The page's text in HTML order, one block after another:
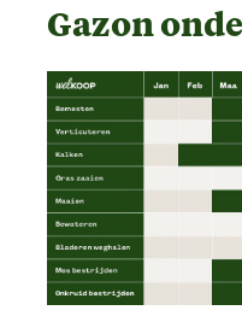
Gazon